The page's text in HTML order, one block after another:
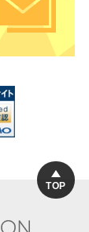
TOP